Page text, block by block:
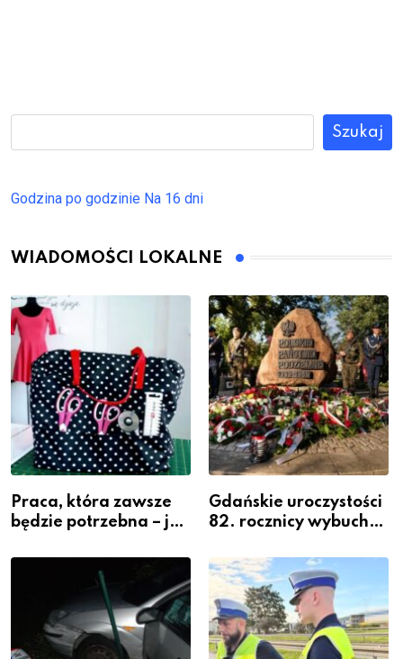
Szukaj
Godzina po godzinie Na 16 dni
WIADOMOŚCI LOKALNE
Praca, która zawsze
będzie potrzebna – jak
zawodem przyszłości i
gdzie się go nauczyć?
Gdańskie uroczystości
82. rocznicy wybuchu
Warszawskiego